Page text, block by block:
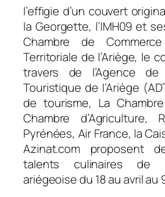
l’effigie d’un couvert
la Georgette, l’IMH09 et
Chambre de
Territoriale de l’Ariège, le
travers de l’Agence de
Touristique de l’Ariège
de tourisme, La
Chambre d’Agriculture,
Pyrénées, Air France, la
Azinat.com proposent
talents culinaires de
ariégeoise du 18 au avril au